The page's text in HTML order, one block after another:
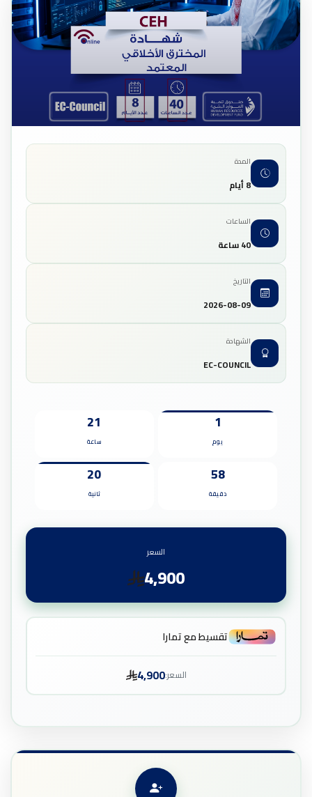
المدة
8 أيام
الساعات
40 ساعة
التاريخ
2026-08-09
الشهادة
EC-COUNCIL
1
يوم
21
ساعة
58
دقيقة
19
ثانية
السعر
4,900
تقسيط مع تمارا
السعر:4,900